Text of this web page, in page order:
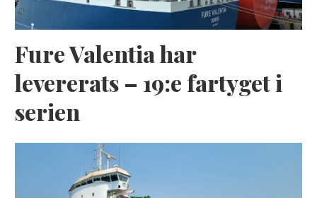
Fure Valentia har
levererats – 19:e fartyget i
serien